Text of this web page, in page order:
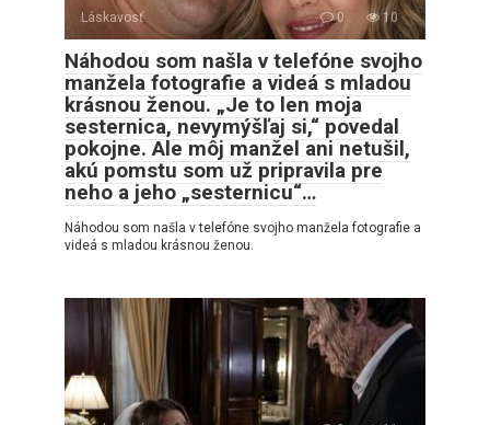
Láskavosť 0 10
Náhodou som našla v telefóne svojho
manžela fotografie a videá s mladou
krásnou ženou. „Je to len moja
sesternica, nevymýšľaj si,“ povedal
pokojne. Ale môj manžel ani netušil,
akú pomstu som už pripravila pre
neho a jeho „sesternicu“…
Náhodou som našla v telefóne svojho manžela fotografie a
videá s mladou krásnou ženou.